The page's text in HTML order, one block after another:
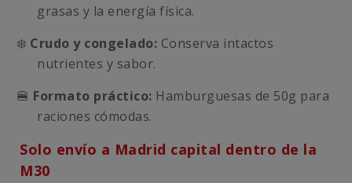
grasas y la energía física.
❄️ Crudo y congelado: Conserva intactos
nutrientes y sabor.
🍔 Formato práctico: Hamburguesas de 50g para
raciones cómodas.
Solo envío a Madrid capital dentro de la
M30